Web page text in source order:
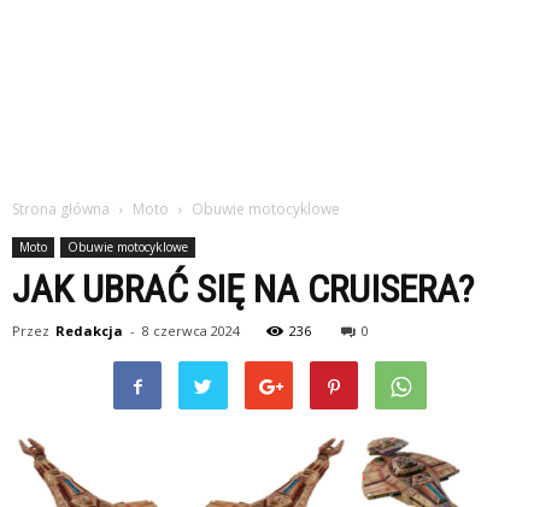
Strona główna Moto Obuwie motocyklowe
Moto Obuwie motocyklowe
JAK UBRAĆ SIĘ NA CRUISERA?
Przez Redakcja - 8 czerwca 2024 236 0